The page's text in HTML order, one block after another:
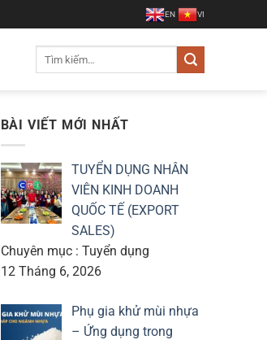
EN VI
BÀI VIẾT MỚI NHẤT
TUYỂN DỤNG NHÂN
VIÊN KINH DOANH
QUỐC TẾ (EXPORT
SALES)
Chuyên mục : Tuyển dụng
12 Tháng 6, 2026
Phụ gia khử mùi nhựa
– Ứng dụng trong